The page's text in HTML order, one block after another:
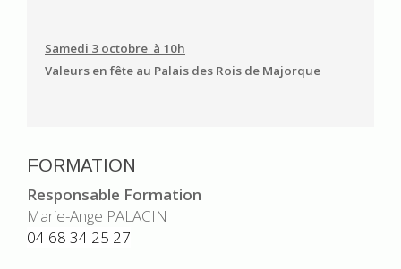
Samedi 3 octobre à 10h
Valeurs en fête au Palais des Rois de Majorque
FORMATION
Responsable Formation
Marie-Ange PALACIN
04 68 34 25 27